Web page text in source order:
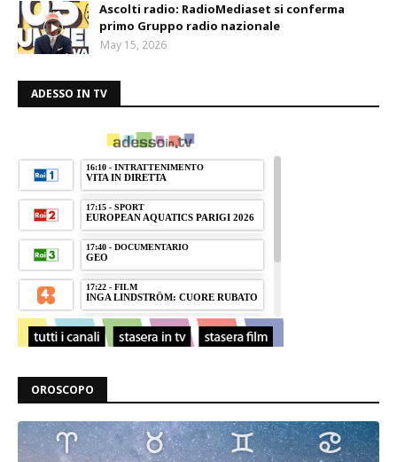
Ascolti radio: RadioMediaset si conferma
primo Gruppo radio nazionale
May 15, 2026
ADESSO IN TV
OROSCOPO